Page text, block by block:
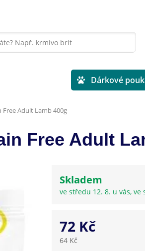
Dárkové
Free Adult Lamb 400g
Free Adult
Skladem
ve středu 12. 8. u vás,
72 Kč
64 Kč